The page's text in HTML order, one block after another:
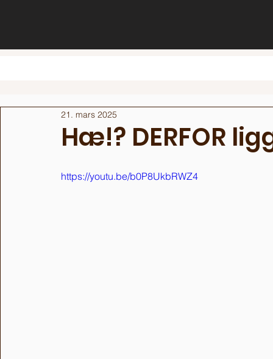
Hæ!? DERFOR
21. mars 2025
https://youtu.be/b0P8UkbRWZ4